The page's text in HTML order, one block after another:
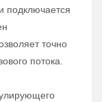
подключается
точно
потока.